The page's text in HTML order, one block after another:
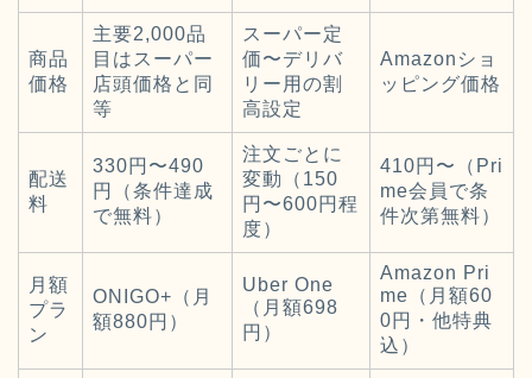
商品
価格
主要2,000品
目はスーパー
店頭価格と同
等
スーパー定
価〜デリバ
リー用の割
高設定
Amazonショ
ッピング価格
配送
料
330円〜490
円（条件達成
で無料）
注文ごとに
変動（150
円〜600円程
度）
410円〜（Pri
me会員で条
件次第無料）
月額
プラ
ン
ONIGO+（月
額880円）
Uber One
（月額698
円）
Amazon Pri
me（月額60
0円・他特典
込）